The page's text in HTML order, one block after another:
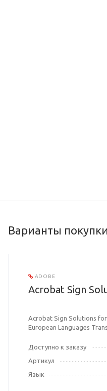
Варианты покупки
ADOBE
Acrobat Sign
Acrobat Sign Solutions
European Languages
Доступно к заказу
Артикул
Язык